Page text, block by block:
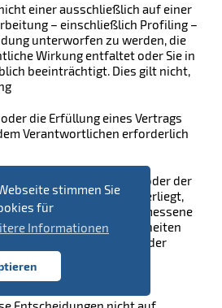
stimmen Sie
für
Informationen
einer ausschließlich auf einer
– einschließlich Profiling –
unterworfen zu werden, die
Wirkung entfaltet oder Sie in
beeinträchtigt. Dies gilt nicht,
die Erfüllung eines Vertrags
Verantwortlichen erforderlich
der Union oder der
der Verantwortliche unterliegt,
Rechtsvorschriften angemessene
Ihrer Rechte und Freiheiten
Interessen enthalten oder
Einwilligung erfolgt.